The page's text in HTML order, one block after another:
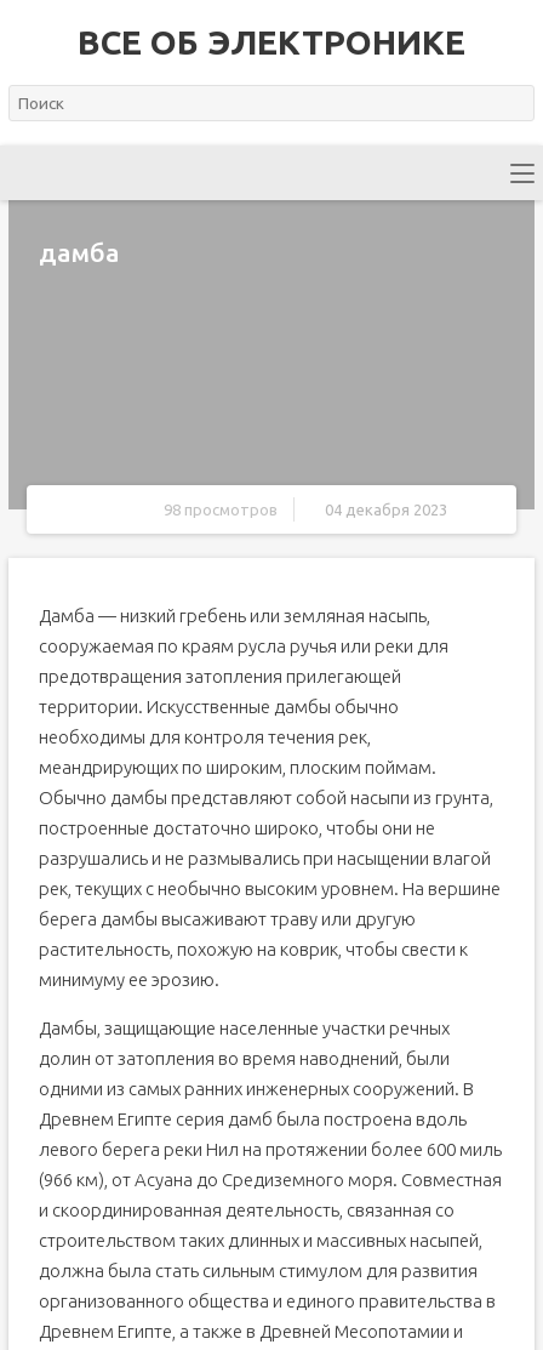
ВСЕ ОБ ЭЛЕКТРОНИКЕ
дамба
98 просмотров 04 декабря 2023
Дамба — низкий гребень или земляная насыпь,
сооружаемая по краям русла ручья или реки для
предотвращения затопления прилегающей
территории. Искусственные дамбы обычно
необходимы для контроля течения рек,
меандрирующих по широким, плоским поймам.
Обычно дамбы представляют собой насыпи из грунта,
построенные достаточно широко, чтобы они не
разрушались и не размывались при насыщении влагой
рек, текущих с необычно высоким уровнем. На вершине
берега дамбы высаживают траву или другую
растительность, похожую на коврик, чтобы свести к
минимуму ее эрозию.
Дамбы, защищающие населенные участки речных
долин от затопления во время наводнений, были
одними из самых ранних инженерных сооружений. В
Древнем Египте серия дамб была построена вдоль
левого берега реки Нил на протяжении более 600 миль
(966 км), от Асуана до Средиземного моря. Совместная
и скоординированная деятельность, связанная со
строительством таких длинных и массивных насыпей,
должна была стать сильным стимулом для развития
организованного общества и единого правительства в
Древнем Египте, а также в Древней Месопотамии и